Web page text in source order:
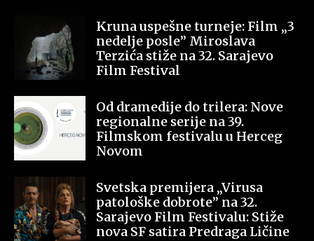
Kruna uspešne turneje: Film „3
nedelje posle” Miroslava
Terzića stiže na 32. Sarajevo
Film Festival
Od dramedije do trilera: Nove
regionalne serije na 39.
Filmskom festivalu u Herceg
Novom
Svetska premijera „Virusa
patološke dobrote” na 32.
Sarajevo Film Festivalu: Stiže
nova SF satira Predraga Ličine